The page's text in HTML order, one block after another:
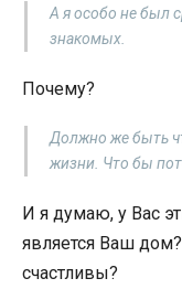
А я особо не был
знакомых.
Почему?
Должно же быть
жизни. Что бы
И я думаю, у Вас
является Ваш
счастливы?